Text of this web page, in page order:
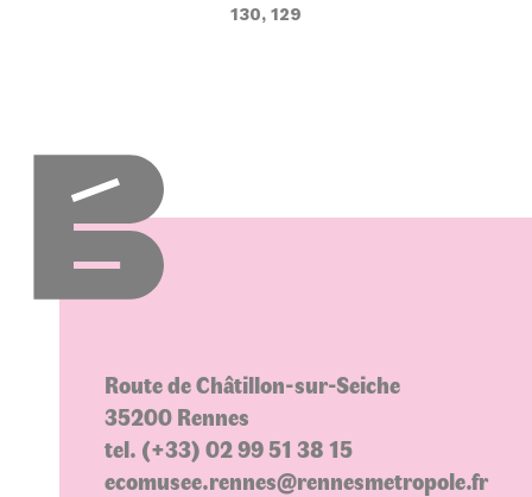
130, 129
Route de Châtillon-sur-Seiche
35200 Rennes
tel. (+33) 02 99 51 38 15
ecomusee.rennes@rennesmetropole.fr